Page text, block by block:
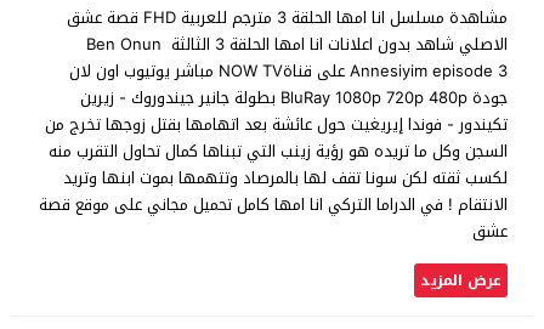
مشاهدة مسلسل انا امها الحلقة 3 مترجم للعربية FHD قصة عشق
الاصلي شاهد بدون اعلانات انا امها الحلقة 3 الثالثة Ben Onun
Annesiyim episode 3 على قناةNOW TV مباشر يوتيوب اون لان
جودة BluRay 1080p 720p 480p بطولة جانير جيندوروك - زيرين
تكيندور - فوندا إيريغيت حول عائشة بعد اتهامها بقتل زوجها تخرج من
السجن وكل ما تريده هو رؤية زينب التي تبناها كمال تحاول التقرب منه
لكسب ثقته لكن سونا تقف لها بالمرصاد وتتهمها بموت ابنها وتريد
الانتقام ! في الدراما التركي انا امها كامل تحميل مجاني على موقع قصة
عشق
عرض المزيد